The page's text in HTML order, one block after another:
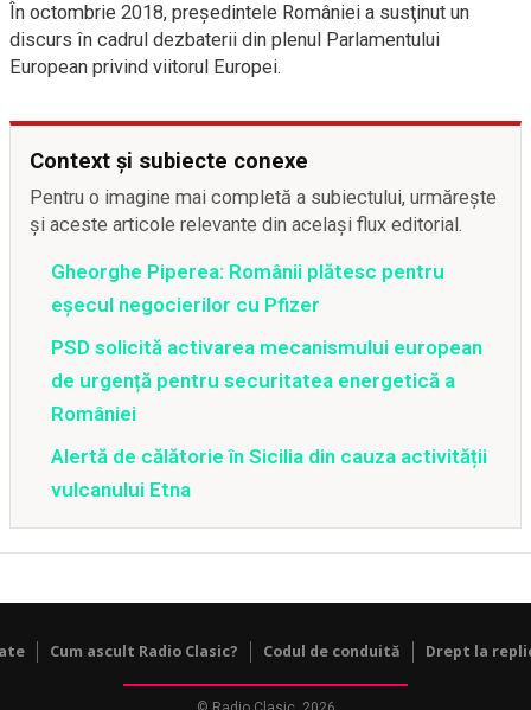
În octombrie 2018, preşedintele României a susţinut un
discurs în cadrul dezbaterii din plenul Parlamentului
European privind viitorul Europei.
Context și subiecte conexe
Pentru o imagine mai completă a subiectului, urmărește
și aceste articole relevante din același flux editorial.
Gheorghe Piperea: Românii plătesc pentru
eșecul negocierilor cu Pfizer
PSD solicită activarea mecanismului european
de urgență pentru securitatea energetică a
României
Alertă de călătorie în Sicilia din cauza activității
vulcanului Etna
Cum ascult Radio Clasic? Codul de conduită Drept la